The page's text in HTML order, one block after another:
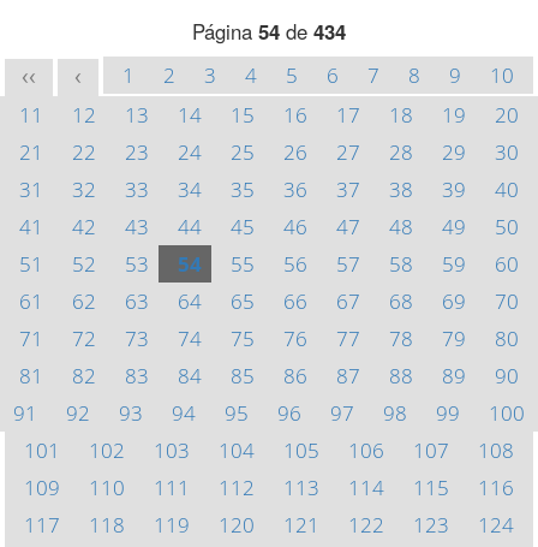
Página 54 de 434
<< < 1 2 3 4 5 6 7 8 9
10
11
12 13 14 15 16 17 18 19
20
21
22 23 24 25 26 27 28 29
30
31
32 33 34 35 36 37 38 39
40
41
42 43 44 45 46 47 48 49
50
51
52 53 54 55 56 57 58 59
60
61
62 63 64 65 66 67 68 69
70
71
72 73 74 75 76 77 78 79
80
81
82 83 84 85 86 87 88 89
90
91
92 93 94 95 96 97 98 99
100
101
102 103 104 105 106 107
108
109
110 111 112 113 114 115
116
117
118 119 120 121 122 123
124